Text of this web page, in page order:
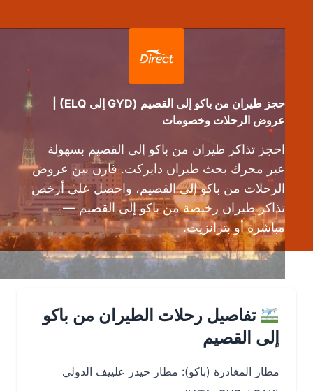
حجز طيران من باكو إلى القصيم (GYD إلى ELQ) |
عروض الرحلات وخصومات
احجز تذاكر طيران من باكو إلى القصيم بسهولة
عبر محرك بحث طيران دايركت. قارن بين عروض
الرحلات من باكو إلى القصيم، واحصل على أرخص
تذاكر طيران رخيصة من باكو إلى القصيم —
مباشرة أو بترانزيت.
تفاصيل رحلات الطيران من باكو
إلى القصيم
مطار المغادرة (باكو): مطار حيدر علييف الدولي